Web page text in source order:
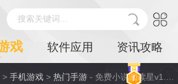
搜索关键词...
戏 软件应用 资讯攻略
>手机游戏 >热门手游 - 免费小说阅读星v1.0.6安卓版详情